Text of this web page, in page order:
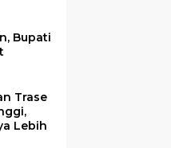
Bupati
Trase
Lebih